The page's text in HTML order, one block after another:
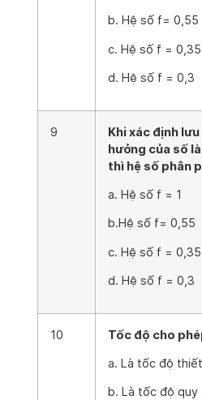
b. Hệ số f= 0,55
c. Hệ số f = 0,35
d. Hệ số f = 0,3
9 Khi xác định
hưởng của số
thì hệ số phân
a. Hệ số f = 1
b.Hệ số f= 0,55
c. Hệ số f = 0,35
d. Hệ số f = 0,3
10 Tốc độ cho
a. Là tốc độ
b. Là tốc độ